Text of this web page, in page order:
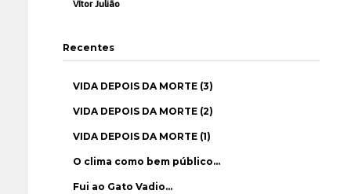
Vítor Julião
Recentes
VIDA DEPOIS DA MORTE (3)
VIDA DEPOIS DA MORTE (2)
VIDA DEPOIS DA MORTE (1)
O clima como bem público…
Fui ao Gato Vadio…